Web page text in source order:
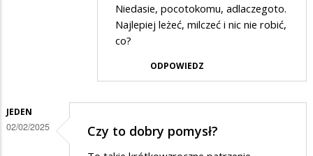
odpowiedzi
Przestan
marudzic
Niedasie, pocotokomu, adlaczegoto.
Najlepiej leżeć, milczeć i nic nie robić,
co?
ODPOWIEDZ
JEDEN
02/02/2025 Czy to dobry pomysł?